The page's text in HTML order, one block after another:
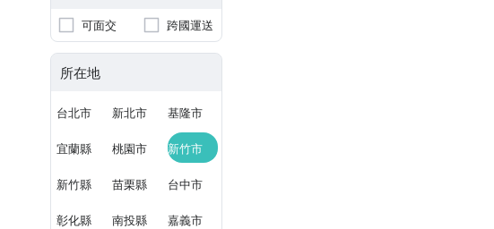
可面交 跨國運送
所在地
台北市 新北市 基隆市
宜蘭縣 桃園市 新竹市
新竹縣 苗栗縣 台中市
彰化縣 南投縣 嘉義市